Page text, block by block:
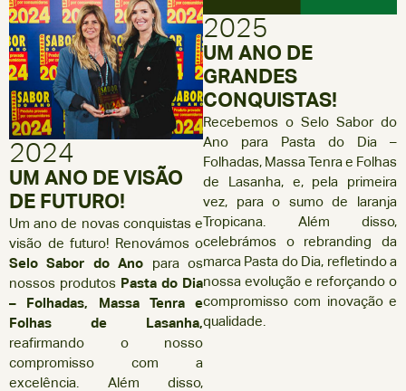
2024
UM ANO DE VISÃO
DE FUTURO!
Um ano de novas conquistas e
visão de futuro! Renovámos o
Selo Sabor do Ano para os
nossos produtos Pasta do Dia
– Folhadas, Massa Tenra e
Folhas de Lasanha,
reafirmando o nosso
compromisso com a
excelência. Além disso,
2025
UM ANO DE
GRANDES
CONQUISTAS!
Recebemos o Selo Sabor do
Ano para Pasta do Dia –
Folhadas, Massa Tenra e Folhas
de Lasanha, e, pela primeira
vez, para o sumo de laranja
Tropicana. Além disso,
celebrámos o rebranding da
marca Pasta do Dia, refletindo a
nossa evolução e reforçando o
compromisso com inovação e
qualidade.